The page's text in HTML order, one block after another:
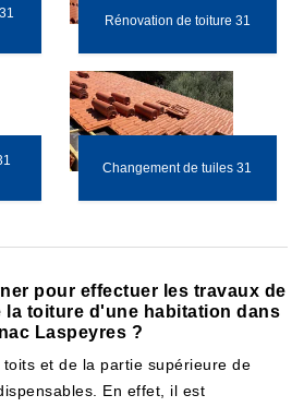
Rénovation de toiture 31
Changement de tuiles 31
pour effectuer les travaux de
la toiture d'une habitation dans
Laspeyres ?
et de la partie supérieure de
En effet, il est